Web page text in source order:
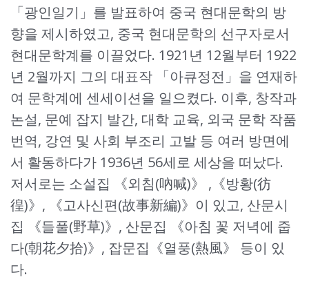
「광인일기」를 발표하여 중국 현대문학의 방
향을 제시하였고, 중국 현대문학의 선구자로서
현대문학계를 이끌었다. 1921년 12월부터 1922
년 2월까지 그의 대표작 「아큐정전」을 연재하
여 문학계에 센세이션을 일으켰다. 이후, 창작과
논설, 문예 잡지 발간, 대학 교육, 외국 문학 작품
번역, 강연 및 사회 부조리 고발 등 여러 방면에
서 활동하다가 1936년 56세로 세상을 떠났다.
저서로는 소설집 《외침(吶喊)》 ,《방황(彷
徨)》, 《고사신편(故事新編)》이 있고, 산문시
집 《들풀(野草)》, 산문집 《아침 꽃 저녁에 줍
다(朝花夕拾)》, 잡문집《열풍(熱風》 등이 있
다.